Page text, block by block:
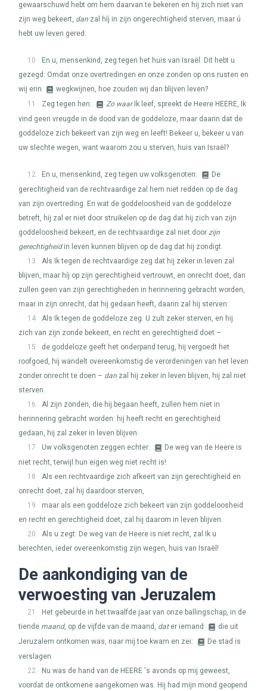
gewaarschuwd hebt om hem daarvan te bekeren en hij zich niet van
zijn weg bekeert, dan zal híj in zijn ongerechtigheid sterven, maar ú
hebt uw leven gered.
10
En u, mensenkind, zeg tegen het huis van Israël: Dit hebt u
gezegd: Omdat onze overtredingen en onze zonden op ons rusten en
wij erin
wegkwijnen, hoe zouden wij dan blijven leven?
11
Zeg tegen hen: Zo waarIk leef, spreekt de Heere HEERE, Ik
vind geen vreugde in de dood van de goddeloze, maar daarin dat de
goddeloze zich bekeert van zijn weg en leeft! Bekeer u, bekeer u van
uw slechte wegen, want waarom zou u sterven, huis van Israël?
12 En u, mensenkind, zeg tegen uw volksgenoten:
De
gerechtigheid van de rechtvaardige zal hem niet redden op de dag
van zijn overtreding. En wat de goddeloosheid van de goddeloze
betreft, hij zal er niet door struikelen op de dag dat hij zich van zijn
goddeloosheid bekeert, en de rechtvaardige zal niet door zijn
gerechtigheidin leven kunnen blijven op de dag dat hij zondigt.
13
Als Ik tegen de rechtvaardige zeg dat hij zeker in leven zal
blijven, maar híj op zijn gerechtigheid vertrouwt, en onrecht doet, dan
zullen geen van zijn gerechtigheden in herinnering gebracht worden,
maar in zijn onrecht, dat hij gedaan heeft, daarin zal hij sterven.
14
Als Ik tegen de goddeloze zeg: U zult zeker sterven, en hij
zich van zijn zonde bekeert, en recht en gerechtigheid doet –
15
de goddeloze geeft het onderpand terug, hij vergoedt het
roofgoed, hij wandelt overeenkomstig de verordeningen van het leven
zonder onrecht te doen – dan zal hij zeker in leven blijven, hij zal niet
sterven.
16
Al zijn zonden, die hij begaan heeft, zullen hem niet in
herinnering gebracht worden: hij heeft recht en gerechtigheid
gedaan, hij zal zeker in leven blijven.
17
Uw volksgenoten zeggen echter:
De weg van de Heere is
niet recht, terwijl hun eigen weg niet recht is!
18
Als een rechtvaardige zich afkeert van zijn gerechtigheid en
onrecht doet, zal hij daardoor sterven,
19
maar als een goddeloze zich bekeert van zijn goddeloosheid
en recht en gerechtigheid doet, zal hij daarom in leven blijven.
20
Als u zegt: De weg van de Heere is niet recht, zal Ik u
berechten, ieder overeenkomstig zijn wegen, huis van Israël!
De aankondiging van de
verwoesting van Jeruzalem
21
Het gebeurde in het twaalfde jaar van onze ballingschap, in de
tiende maand, op de vijfde van de maand, dater iemand
die uit
Jeruzalem ontkomen was, naar mij toe kwam en zei:
De stad is
verslagen.
22
Nu was de hand van de HEERE 's avonds op mij geweest,
voordat de ontkomene aangekomen was. Hij had mijn mond geopend